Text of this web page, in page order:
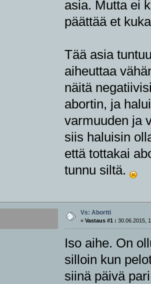
asia. Mutta ei
päättää et
Tää asia
aiheuttaa
näitä
abortin, ja
varmuuden ja
siis haluisin
että tottakai
tunnu siltä.
Vs: Abortti
« Vastaus #1 : 30.06.2015,
Iso aihe. On
silloin kun
siinä päivä